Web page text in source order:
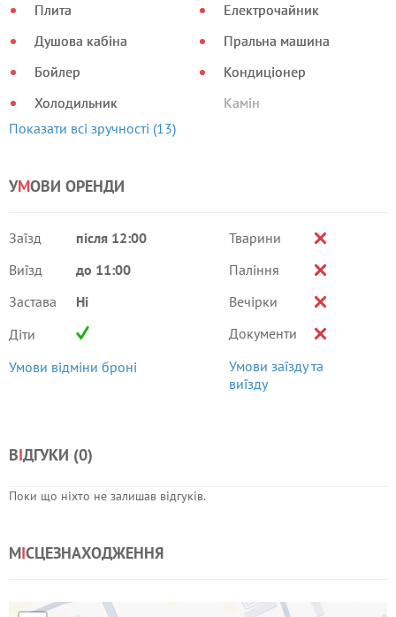
Плита
Душова кабіна
Бойлер
Холодильник
Електрочайник
Пральна машина
Кондиціонер
Камін
Показати всі зручності (13)
УМОВИ ОРЕНДИ
Заїзд
після 12:00
Виїзд
до 11:00
Застава
Ні
Діти
Умови відміни броні
Тварини
Паління
Вечірки
Документи
Умови заїзду та
виїзду
ВІДГУКИ (0)
Поки що ніхто не залишав відгуків.
МІСЦЕЗНАХОДЖЕННЯ